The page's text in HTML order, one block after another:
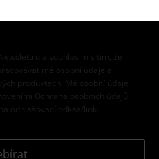
a souhlasím s tím, že
mé osobní údaje a
produktech. Mé osobní údaje
Ochrana osobních údajů
odhlašovací odkaz/link.